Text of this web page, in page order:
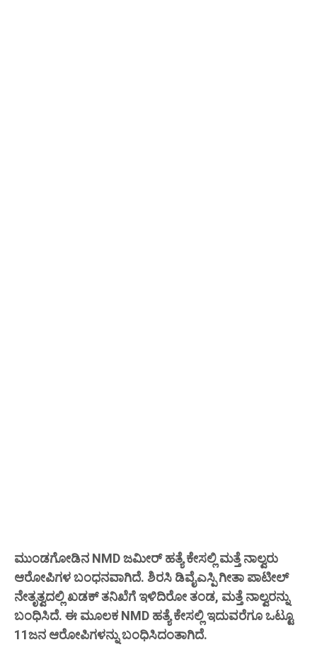
ಮುಂಡಗೋಡಿನ NMD ಜಮೀರ್ ಹತ್ಯೆ ಕೇಸಲ್ಲಿ ಮತ್ತೆ ನಾಲ್ವರು
ಆರೋಪಿಗಳ ಬಂಧನವಾಗಿದೆ. ಶಿರಸಿ ಡಿವೈಎಸ್ಪಿ ಗೀತಾ ಪಾಟೀಲ್
ನೇತೃತ್ವದಲ್ಲಿ ಖಡಕ್ ತನಿಖೆಗೆ ಇಳಿದಿರೋ ತಂಡ, ಮತ್ತೆ ನಾಲ್ವರನ್ನು
ಬಂಧಿಸಿದೆ. ಈ ಮೂಲಕ NMD ಹತ್ಯೆ ಕೇಸಲ್ಲಿ ಇದುವರೆಗೂ ಒಟ್ಟೂ
11ಜನ ಆರೋಪಿಗಳನ್ನು ಬಂಧಿಸಿದಂತಾಗಿದೆ.